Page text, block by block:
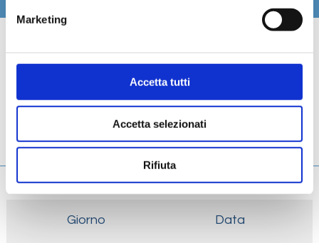
Marketing
Accetta tutti
Accetta selezionati
Rifiuta
Cabine
Ponti
Giorno Data